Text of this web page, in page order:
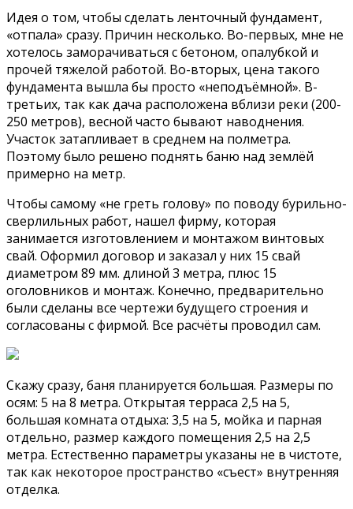
Идея о том, чтобы сделать ленточный фундамент,
«отпала» сразу. Причин несколько. Во-первых, мне не
хотелось заморачиваться с бетоном, опалубкой и
прочей тяжелой работой. Во-вторых, цена такого
фундамента вышла бы просто «неподъёмной». В-
третьих, так как дача расположена вблизи реки (200-
250 метров), весной часто бывают наводнения.
Участок затапливает в среднем на полметра.
Поэтому было решено поднять баню над землёй
примерно на метр.
Чтобы самому «не греть голову» по поводу бурильно-
сверлильных работ, нашел фирму, которая
занимается изготовлением и монтажом винтовых
свай. Оформил договор и заказал у них 15 свай
диаметром 89 мм. длиной 3 метра, плюс 15
оголовников и монтаж. Конечно, предварительно
были сделаны все чертежи будущего строения и
согласованы с фирмой. Все расчёты проводил сам.
Скажу сразу, баня планируется большая. Размеры по
осям: 5 на 8 метра. Открытая терраса 2,5 на 5,
большая комната отдыха: 3,5 на 5, мойка и парная
отдельно, размер каждого помещения 2,5 на 2,5
метра. Естественно параметры указаны не в чистоте,
так как некоторое пространство «съест» внутренняя
отделка.